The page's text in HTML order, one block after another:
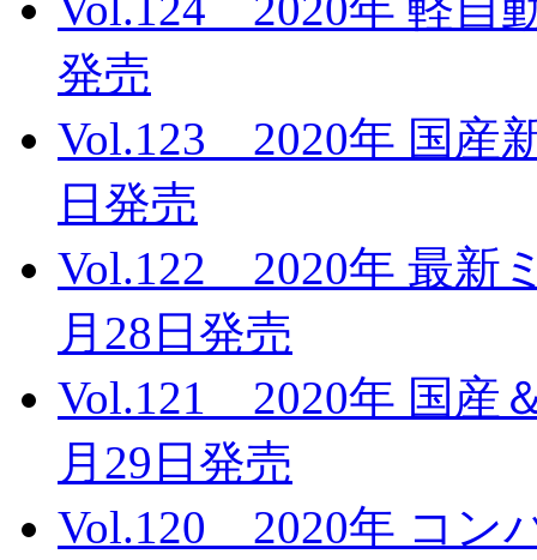
発売
Vol.123 2020年 国産
日発売
Vol.122 2020年 最新
月28日発売
Vol.121 2020年 国産
月29日発売
Vol.120 2020年 コン